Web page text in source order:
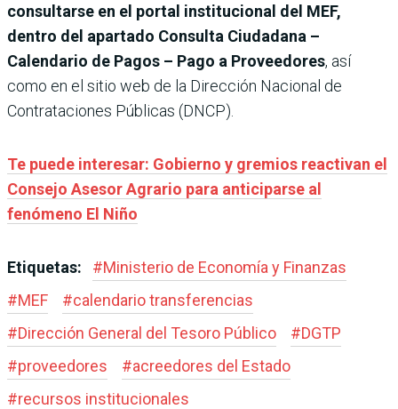
consultarse en el portal institucional del MEF,
dentro del apartado Consulta Ciudadana –
Calendario de Pagos – Pago a Proveedores, así
como en el sitio web de la Dirección Nacional de
Contrataciones Públicas (DNCP).
Te puede interesar: Gobierno y gremios reactivan el
Consejo Asesor Agrario para anticiparse al
fenómeno El Niño
Etiquetas: #Ministerio de Economía y Finanzas
#MEF #calendario transferencias
#Dirección General del Tesoro Público #DGTP
#proveedores #acreedores del Estado
#recursos institucionales